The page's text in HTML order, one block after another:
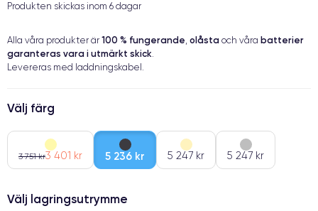
Produkten skickas inom 6 dagar
Alla våra produkter är 100 % fungerande, olåsta och våra batterier
garanteras vara i utmärkt skick.
Levereras med laddningskabel.
Välj färg
3 751 kr3 401 kr 5 236 kr 5 247 kr 5 247 kr
Välj lagringsutrymme